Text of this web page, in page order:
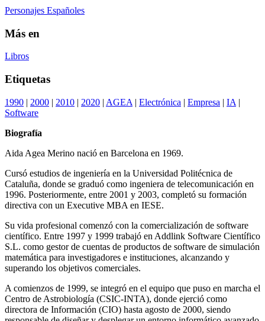
Personajes Españoles
Más en
Libros
Etiquetas
1990 | 2000 | 2010 | 2020 | AGEA | Electrónica | Empresa | IA |
Software
Biografía
Aida Agea Merino nació en Barcelona en 1969.
Cursó estudios de ingeniería en la Universidad Politécnica de
Cataluña, donde se graduó como ingeniera de telecomunicación en
1996. Posteriormente, entre 2001 y 2003, completó su formación
directiva con un Executive MBA en IESE.
Su vida profesional comenzó con la comercialización de software
científico. Entre 1997 y 1999 trabajó en Addlink Software Científico
S.L. como gestor de cuentas de productos de software de simulación
matemática para investigadores e instituciones, alcanzando y
superando los objetivos comerciales.
A comienzos de 1999, se integró en el equipo que puso en marcha el
Centro de Astrobiología (CSIC-INTA), donde ejerció como
directora de Información (CIO) hasta agosto de 2000, siendo